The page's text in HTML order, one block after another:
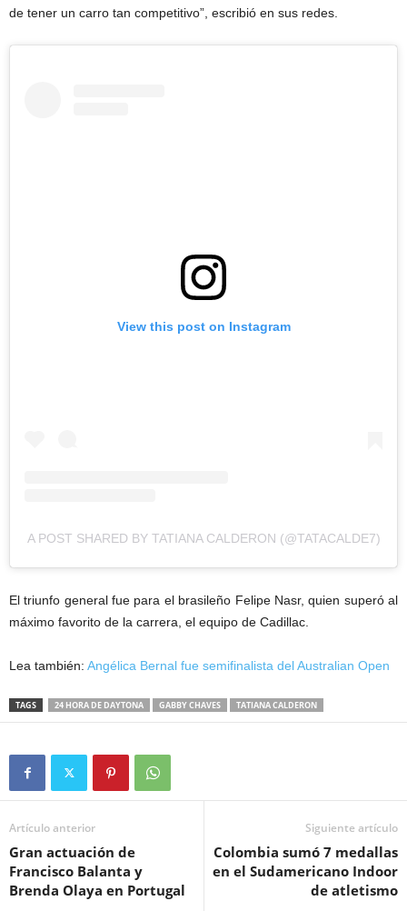
de tener un carro tan competitivo”, escribió en sus redes.
View this post on Instagram
A POST SHARED BY TATIANA CALDERON (@TATACALDE7)
El triunfo general fue para el brasileño Felipe Nasr, quien superó al
máximo favorito de la carrera, el equipo de Cadillac.
Lea también: Angélica Bernal fue semifinalista del Australian Open
TAGS 24 HORA DE DAYTONA GABBY CHAVES TATIANA CALDERON
Artículo anterior
Gran actuación de
Francisco Balanta y
Brenda Olaya en Portugal
Siguiente artículo
Colombia sumó 7 medallas
en el Sudamericano Indoor
de atletismo